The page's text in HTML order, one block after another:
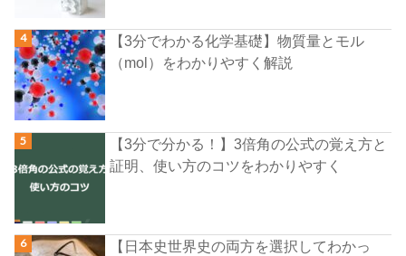
【3分でわかる化学基礎】物質量とモル
（mol）をわかりやすく解説
【3分で分かる！】3倍角の公式の覚え方と
証明、使い方のコツをわかりやすく
【日本史世界史の両方を選択してわかっ